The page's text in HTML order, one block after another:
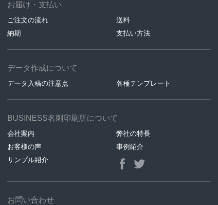
お届け・支払い
ご注文の流れ
送料
納期
支払い方法
データ作成について
データ入稿の注意点 各種テンプレート
BUSINESS名刺印刷所について
会社案内
弊社の特長
お客様の声
事例紹介
サンプル紹介
お問い合わせ